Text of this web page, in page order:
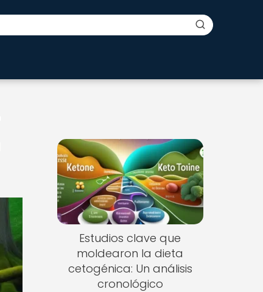
Estudios clave que
moldearon la dieta
cetogénica: Un análisis
cronológico